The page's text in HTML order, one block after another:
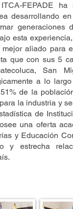
FEPADE ha
desarrollando
generaciones
esta
aliado para
que con sus 5
San
a lo
de la
la industria y
de
una oferta
y Educación
y estrecha